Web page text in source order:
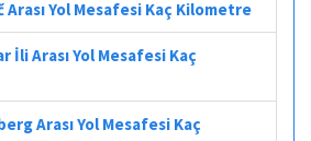
Yol Mesafesi Kaç Kilometre
İli Arası Yol Mesafesi Kaç
Arası Yol Mesafesi Kaç